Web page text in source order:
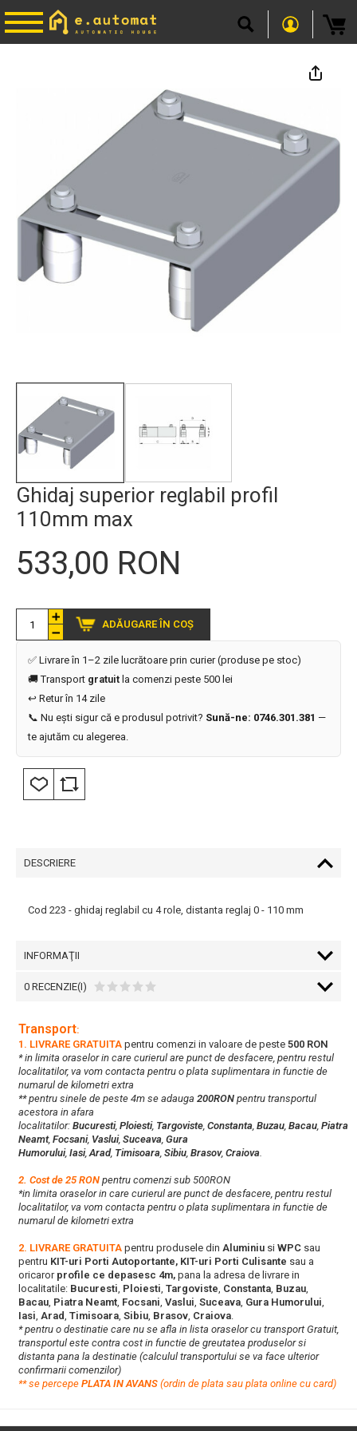
Ghidaj superior reglabil profil
110mm max
533,00 RON
ADĂUGARE ÎN COȘ
✅ Livrare în 1–2 zile lucrătoare prin curier (produse pe stoc)
🚚 Transport gratuit la comenzi peste 500 lei
↩️ Retur în 14 zile
📞 Nu ești sigur că e produsul potrivit? Sună-ne: 0746.301.381 —
te ajutăm cu alegerea.
DESCRIERE
Cod 223 - ghidaj reglabil cu 4 role, distanta reglaj 0 - 110 mm
INFORMAŢII
0 RECENZIE(I)
Transport:
1. LIVRARE GRATUITA pentru comenzi in valoare de peste 500 RON
* in limita oraselor in care curierul are punct de desfacere, pentru restul
localitatilor, va vom contacta pentru o plata suplimentara in functie de
numarul de kilometri extra
** pentru sinele de peste 4m se adauga 200RON pentru transportul
acestora in afara
localitatilor: Bucuresti, Ploiesti, Targoviste, Constanta, Buzau, Bacau, Piatra
Neamt, Focsani, Vaslui, Suceava, Gura
Humorului, Iasi,Arad, Timisoara, Sibiu, Brasov, Craiova.
2. Cost de 25 RON pentru comenzi sub 500RON
*in limita oraselor in care curierul are punct de desfacere, pentru restul
localitatilor, va vom contacta pentru o plata suplimentara in functie de
numarul de kilometri extra
2. LIVRARE GRATUITA pentru produsele din Aluminiu si WPC sau
pentru KIT-uri Porti Autoportante, KIT-uri Porti Culisante sau a
oricarorprofile ce depasesc 4m, pana la adresa de livrare in
localitatile: Bucuresti, Ploiesti, Targoviste, Constanta, Buzau,
Bacau, Piatra Neamt, Focsani, Vaslui, Suceava, Gura Humorului,
Iasi, Arad, Timisoara, Sibiu, Brasov, Craiova.
* pentru o destinatie care nu se afla in lista oraselor cu transport Gratuit,
transportul este contra cost in functie de greutatea produselor si
distanta pana la destinatie (calculul transportului se va face ulterior
confirmarii comenzilor)
**se percepe PLATA IN AVANS (ordin de plata sau plata online cu card)